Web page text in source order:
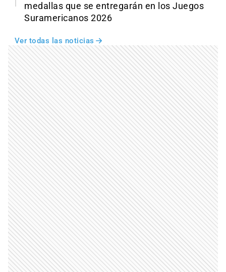
medallas que se entregarán en los Juegos
Suramericanos 2026
Ver todas las noticias